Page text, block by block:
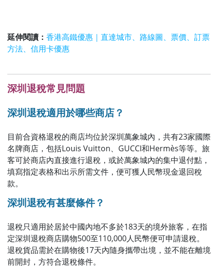
延伸閱讀： 香港高鐵優惠｜直達城市、路線圖、票價、訂票
方法、信用卡優惠
深圳退稅常見問題
深圳退稅適用於哪些商店？
目前合資格退稅的商店均位於深圳萬象城內，共有23家國際
名牌商店，包括Louis Vuitton、GUCCI和Hermès等等。旅
客可於商店內直接進行退稅，或於萬象城內的集中退付點，
填寫指定表格和出示所需文件，便可獲人民幣現金退回稅
款。
深圳退稅有甚麼條件？
退稅只適用於居於中國內地不多於183天的境外旅客，在指
定深圳退稅商店購物500至110,000人民幣便可申請退稅。
退稅貨品需於在購物後17天內隨身攜帶出境，並不能在離境
前開封，方符合退稅條件。